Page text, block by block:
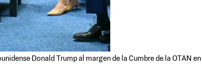
Donald Trump al margen de la Cumbre de la OTAN